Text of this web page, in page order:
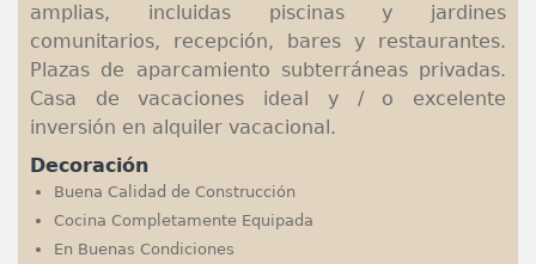
amplias, incluidas piscinas y jardines
comunitarios, recepción, bares y restaurantes.
Plazas de aparcamiento subterráneas privadas.
Casa de vacaciones ideal y / o excelente
inversión en alquiler vacacional.
Decoración
Buena Calidad de Construcción
Cocina Completamente Equipada
En Buenas Condiciones